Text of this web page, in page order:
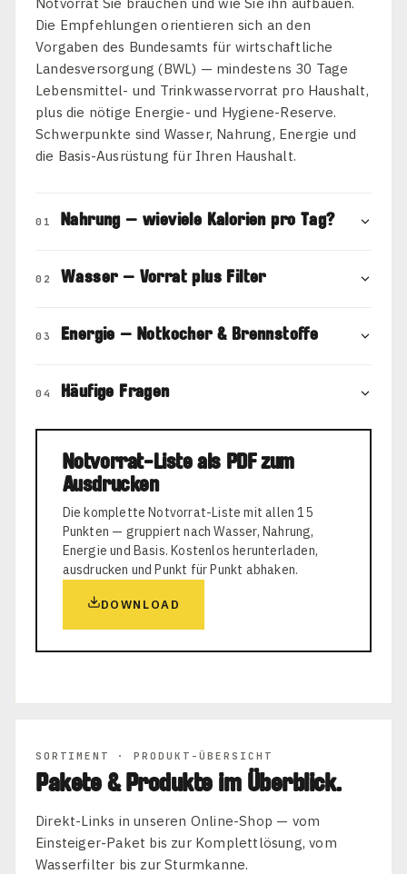
Die Empfehlungen orientieren sich an den
Vorgaben des Bundesamts für wirtschaftliche
Landesversorgung (BWL) — mindestens 30 Tage
Lebensmittel- und Trinkwasservorrat pro Haushalt,
plus die nötige Energie- und Hygiene-Reserve.
Schwerpunkte sind Wasser, Nahrung, Energie und
die Basis-Ausrüstung für Ihren Haushalt.
01 Nahrung — wieviele Kalorien pro Tag?
02 Wasser — Vorrat plus Filter
03 Energie — Notkocher & Brennstoffe
04 Häufige Fragen
Notvorrat-Liste als PDF zum
Ausdrucken
Die komplette Notvorrat-Liste mit allen 15
Punkten — gruppiert nach Wasser, Nahrung,
Energie und Basis. Kostenlos herunterladen,
ausdrucken und Punkt für Punkt abhaken.
DOWNLOAD
SORTIMENT · PRODUKT-ÜBERSICHT
Pakete & Produkte im Überblick.
Direkt-Links in unseren Online-Shop — vom
Einsteiger-Paket bis zur Komplettlösung, vom
Wasserfilter bis zur Sturmkanne.